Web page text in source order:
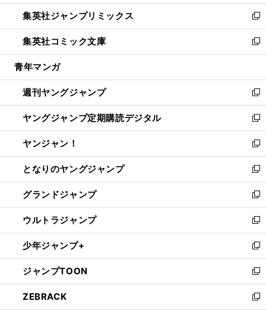
開
く
ウ
で
開
く
ン
ド
ウ
で
開
ウ
ィ
ン
ド
ウ
開
く
し
い
ウ
ィ
ン
ウ
で
開
く
集英社ジャンプリミックス
新
し
い
ウ
ン
ド
ウ
で
開
く
集英社コミック文庫
新
し
ウ
ィ
ン
ド
ウ
で
開
く
青年マンガ
週刊ヤングジャンプ
新
し
い
ウ
ィ
ン
ド
ウ
で
開
く
ヤングジャンプ定期購読デジタル
新
し
い
ウ
ィ
ン
ド
ウ
で
開
く
ヤンジャン！
新
し
い
ウ
ィ
ン
ド
ウ
で
開
く
となりのヤングジャンプ
新
し
い
ウ
ィ
ン
ド
ウ
で
開
く
グランドジャンプ
新
し
い
ウ
ィ
ン
ド
ウ
で
開
ウルトラジャンプ
新
し
い
ウ
ィ
ン
ド
ウ
少年ジャンプ+
新
し
い
ウ
ィ
ン
ジャンプTOON
新
し
い
ウ
ZEBRACK
新
し